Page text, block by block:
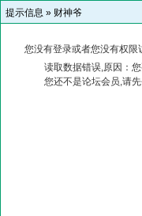
提示信息 » 财神爷
您没有登录或者您没有权
读取数据错误,原因：
您还不是论坛会员,请